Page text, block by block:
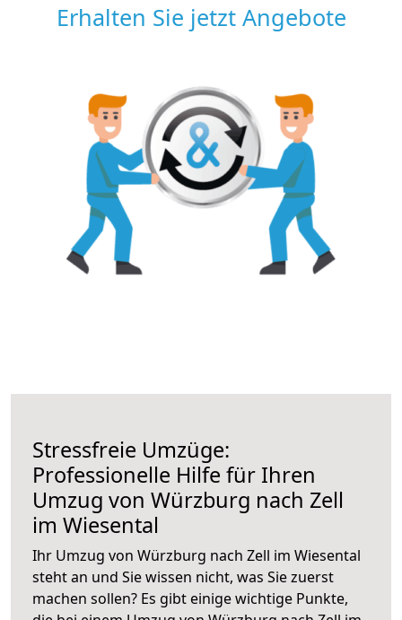
Erhalten Sie jetzt Angebote
Stressfreie Umzüge:
Professionelle Hilfe für Ihren
Umzug von Würzburg nach Zell
im Wiesental
Ihr Umzug von Würzburg nach Zell im Wiesental
steht an und Sie wissen nicht, was Sie zuerst
machen sollen? Es gibt einige wichtige Punkte,